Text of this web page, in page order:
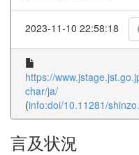
2023-11-10 22:58:18
https://
char/ja/
(info:doi/10.11281/
言及状況